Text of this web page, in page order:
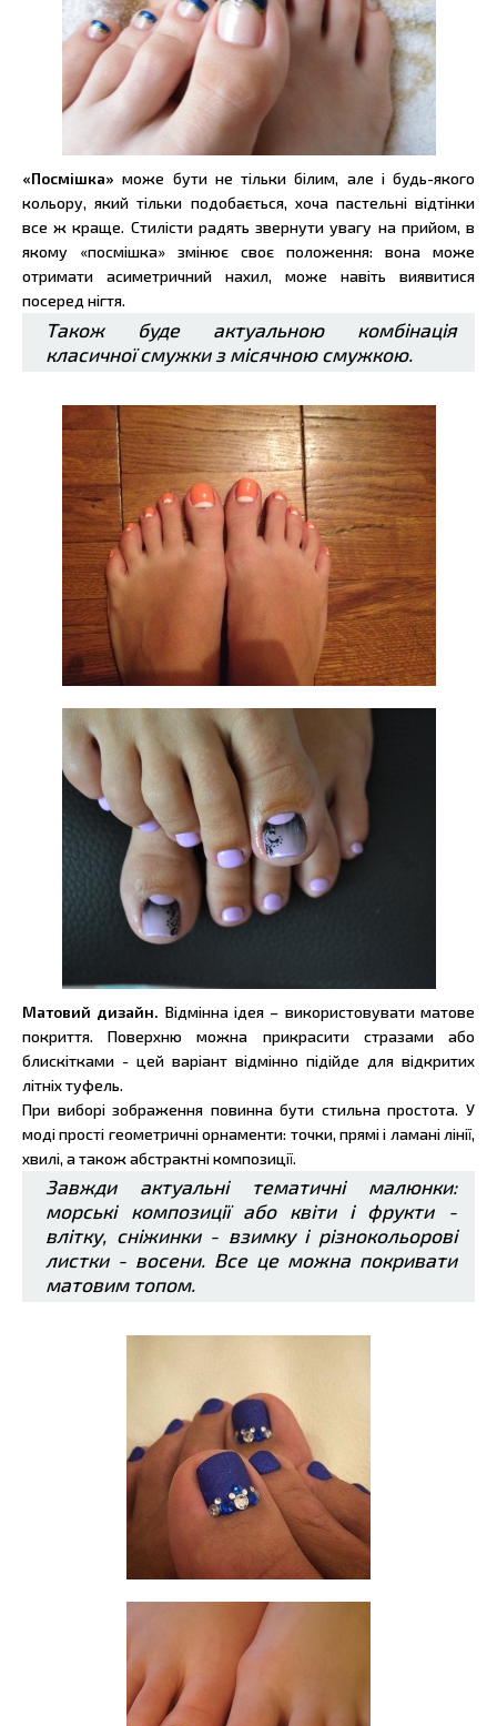
«Посмішка»може бути не тільки білим, але і будь-якого
кольору, який тільки подобається, хоча пастельні відтінки
все ж краще. Стилісти радять звернути увагу на прийом, в
якому «посмішка» змінює своє положення: вона може
отримати асиметричний нахил, може навіть виявитися
посеред нігтя.
Також буде актуальною комбінація
класичної смужки з місячною смужкою.
Матовий дизайн. Відмінна ідея – використовувати матове
покриття. Поверхню можна прикрасити стразами або
блискітками - цей варіант відмінно підійде для відкритих
літніх туфель.
При виборі зображення повинна бути стильна простота. У
моді прості геометричні орнаменти: точки, прямі і ламані лінії,
хвилі, а також абстрактні композиції.
Завжди актуальні тематичні малюнки:
морські композиції або квіти і фрукти -
влітку, сніжинки - взимку і різнокольорові
листки - восени. Все це можна покривати
матовим топом.